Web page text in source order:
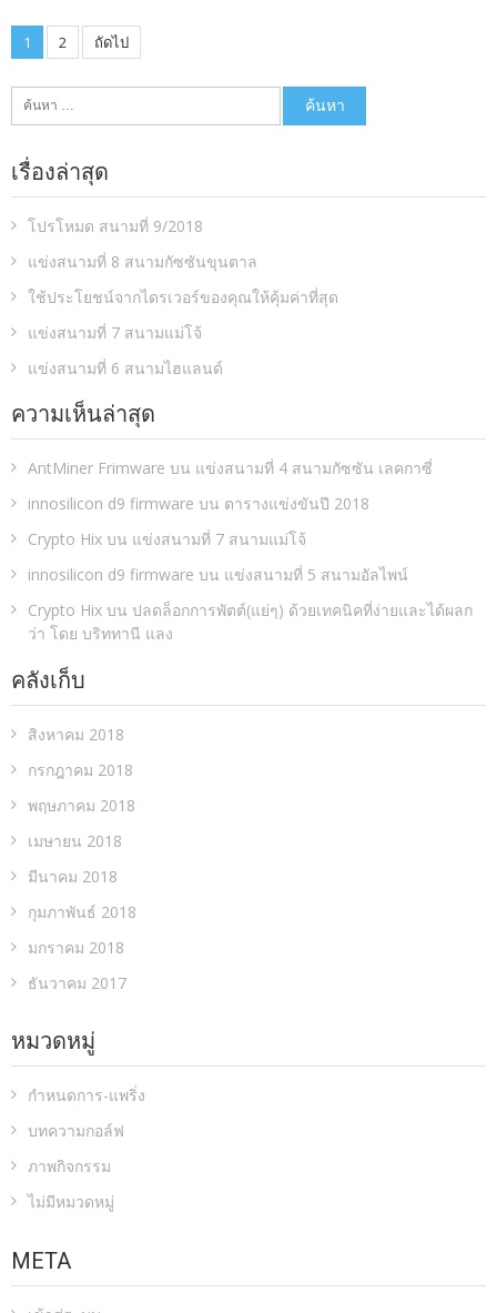
เมนู
เรื่อง
1 2 ถัดไป
ค้นหา
เรื่องล่าสุด
โปรโหมด สนามที่ 9/2018
แข่งสนามที่ 8 สนามกัซซันขุนตาล
ใช้ประโยชน์จากไดรเวอร์ของคุณให้คุ้มค่าที่สุด
แข่งสนามที่ 7 สนามแม่โจ้
แข่งสนามที่ 6 สนามไฮแลนด์
ความเห็นล่าสุด
AntMiner Frimware บน แข่งสนามที่ 4 สนามกัซซัน เลคกาซี่
innosilicon d9 firmware บน ตารางแข่งขันปี 2018
Crypto Hix บน แข่งสนามที่ 7 สนามแม่โจ้
innosilicon d9 firmware บน แข่งสนามที่ 5 สนามอัลไพน์
Crypto Hix บน ปลดล็อกการพัตต์(แย่ๆ) ด้วยเทคนิคที่ง่ายและได้ผลก
ว่า โดย บริททานี แลง
คลังเก็บ
สิงหาคม 2018
กรกฎาคม 2018
พฤษภาคม 2018
เมษายน 2018
มีนาคม 2018
กุมภาพันธ์ 2018
มกราคม 2018
ธันวาคม 2017
หมวดหมู่
กำหนดการ-แพริ่ง
บทความกอล์ฟ
ภาพกิจกรรม
ไม่มีหมวดหมู่
META